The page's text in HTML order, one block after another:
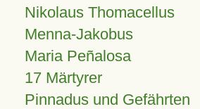
Nikolaus Thomacellus
Menna-Jakobus
Maria Peñalosa
17 Märtyrer
Pinnadus und Gefährten